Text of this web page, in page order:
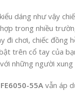
dáng như vậy
trong nhiều
đi chơi, chiếc đồng
trên cổ tay của
những người xung
55A vẫn áp